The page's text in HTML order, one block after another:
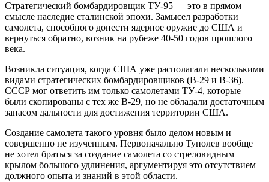
Стратегический бомбардировщик ТУ-95 — это в прямом
смысле наследие сталинской эпохи. Замысел разработки
самолета, способного донести ядерное оружие до США и
вернуться обратно, возник на рубеже 40-50 годов прошлого
века.
Возникла ситуация, когда США уже располагали несколькими
видами стратегических бомбардировщиков (B-29 и B-36).
СССР мог ответить им только самолетами ТУ-4, которые
были скопированы с тех же B-29, но не обладали достаточным
запасом дальности для достижения территории США.
Создание самолета такого уровня было делом новым и
совершенно не изученным. Первоначально Туполев вообще
не хотел браться за создание самолета со стреловидным
крылом большого удлинения, аргументируя это отсутствием
должного опыта и знаний в этой области.